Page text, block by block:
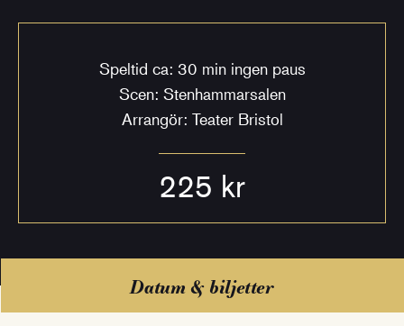
Speltid ca: 30 min ingen paus
Scen: Stenhammarsalen
Arrangör: Teater Bristol
225 kr
Datum & biljetter